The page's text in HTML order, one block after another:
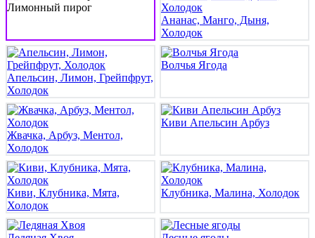
Лимонный пирог
Ананас, Манго, Дыня,
Холодок
Апельсин, Лимон, Грейпфрут,
Холодок
Волчья Ягода
Жвачка, Арбуз, Ментол,
Холодок
Киви Апельсин Арбуз
Киви, Клубника, Мята,
Холодок
Клубника, Малина, Холодок